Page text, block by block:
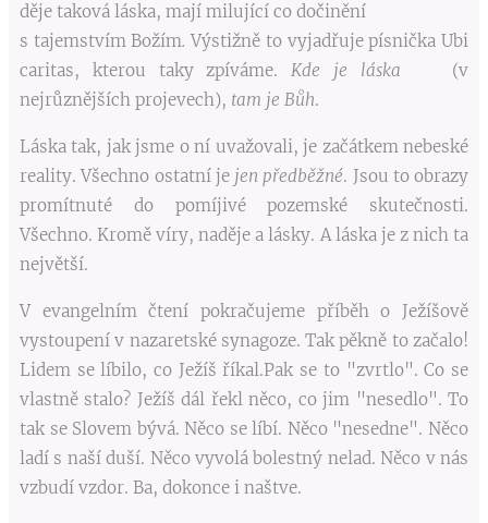
děje taková láska, mají milující co dočinění
s tajemstvím Božím. Výstižně to vyjadřuje písnička Ubi
caritas, kterou taky zpíváme.Kde je láska (v
nejrůznějších projevech), tam je Bůh.
Láska tak, jak jsme o ní uvažovali, je začátkem nebeské
reality. Všechno ostatní je jen předběžné. Jsou to obrazy
promítnuté do pomíjivé pozemské skutečnosti.
Všechno. Kromě víry, naděje a lásky. A láska je z nich ta
největší.
V evangelním čtení pokračujeme příběh o Ježíšově
vystoupení v nazaretské synagoze. Tak pěkně to začalo!
Lidem se líbilo, co Ježíš říkal.Pak se to "zvrtlo". Co se
vlastně stalo? Ježíš dál řekl něco, co jim "nesedlo". To
tak se Slovem bývá. Něco se líbí. Něco "nesedne". Něco
ladí s naší duší. Něco vyvolá bolestný nelad. Něco v nás
vzbudí vzdor. Ba, dokonce i naštve.